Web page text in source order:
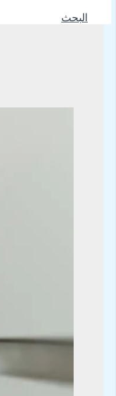
البحث